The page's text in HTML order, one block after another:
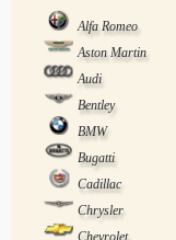
Alfa Romeo
Aston Martin
Audi
Bentley
BMW
Bugatti
Cadillac
Chrysler
Chevrolet